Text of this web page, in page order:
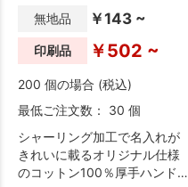
無地品 ￥143 ~
印刷品 ￥502 ~
200 個の場合 (税込)
最低ご注文数： 30 個
シャーリング加工で名入れが
きれいに載るオリジナル仕様
のコットン100％厚手ハンドタ